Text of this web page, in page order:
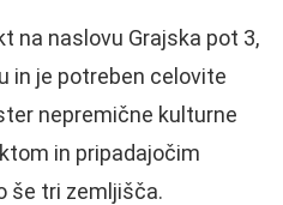
na naslovu Grajska pot 3,
in je potreben celovite
nepremične kulturne
in pripadajočim
še tri zemljišča.